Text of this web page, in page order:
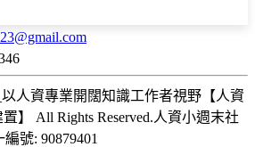
人資專業開闊知識工作者視野【人資
】 All Rights Reserved.人資小週末社
編號: 90879401